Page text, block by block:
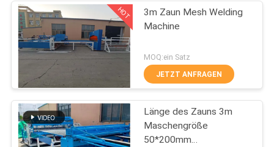
QUALITÄTSKONTROLLE
TRETEN
SIE
MIT
UNS
Zaunmaschen-
Schweißgerät
HOT
3m Zaun Mesh Welding
Machine
MOQ:ein Satz
JETZT ANFRAGEN
Länge des Zauns 3m
Maschengröße
50*200mm